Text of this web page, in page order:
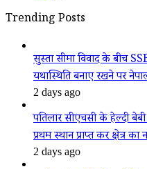
Trending Posts
सुस्ता सीमा विवाद के बीच
यथास्थिति बनाए रखने पर
2 days ago
पतिलार सीएचसी के हेल्दी
प्रथम स्थान प्राप्त कर क्षेत्र
2 days ago